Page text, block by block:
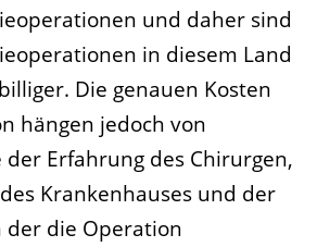
und daher sind
in diesem Land
Die genauen Kosten
hängen jedoch von
der Erfahrung des Chirurgen,
Krankenhauses und der
der die Operation